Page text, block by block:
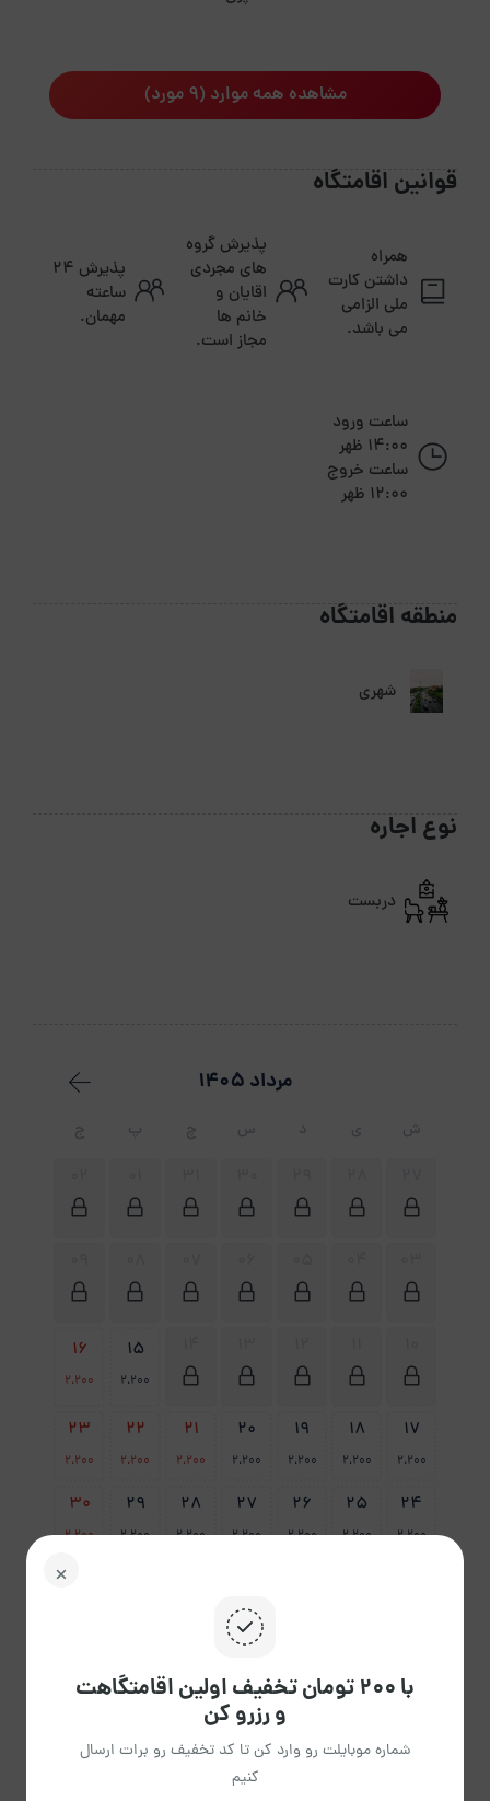
مشاهده همه موارد (9 مورد)
قوانین اقامتگاه
همراه
داشتن کارت
ملی الزامی
می باشد.
پذیرش گروه
های مجردی
اقایان و
خانم ها
مجاز است.
پذیرش ۲۴
ساعته
مهمان.
ساعت ورود
14:00 ظهر
ساعت خروج
12:00 ظهر
منطقه اقامتگاه
شهری
نوع اجاره
دربست
مرداد 1405
ش ی د س چ پ ج
15
2،200
16
2،200
17
2،200
18
2،200
19
2،200
20
2،200
21
2،200
22
2،200
23
2،200
24
2،200
25
2،200
26
2،200
27
2،200
28
2،200
29
2،200
30
2،200
راهنمای تقویم
کردنبا ۲۰۰ تومان تخفیف اولین اقامتگاهت
و رزرو کن
شماره موبایلت رو وارد کن تا کد تخفیف رو برات ارسال
کنیم